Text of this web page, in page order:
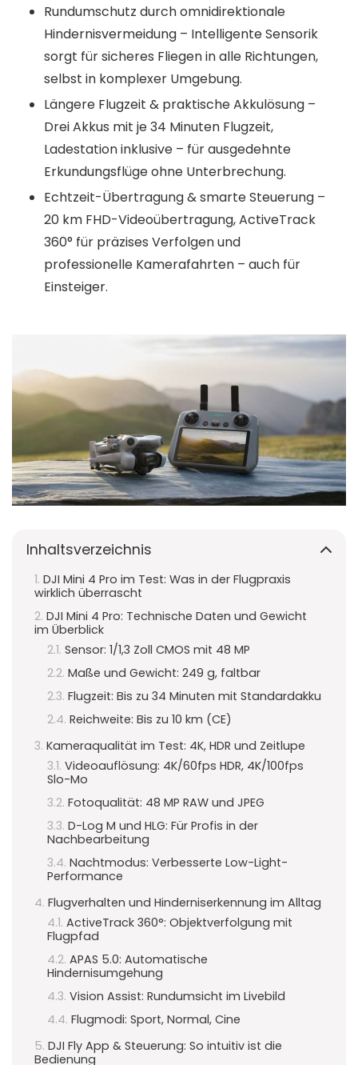
Rundumschutz durch omnidirektionale
Hindernisvermeidung – Intelligente Sensorik
sorgt für sicheres Fliegen in alle Richtungen,
selbst in komplexer Umgebung.
Längere Flugzeit & praktische Akkulösung –
Drei Akkus mit je 34 Minuten Flugzeit,
Ladestation inklusive – für ausgedehnte
Erkundungsflüge ohne Unterbrechung.
Echtzeit-Übertragung & smarte Steuerung –
20 km FHD-Videoübertragung, ActiveTrack
360° für präzises Verfolgen und
professionelle Kamerafahrten – auch für
Einsteiger.
Inhaltsverzeichnis
DJI Mini 4 Pro im Test: Was in der Flugpraxis
wirklich überrascht
DJI Mini 4 Pro: Technische Daten und Gewicht
im Überblick
Sensor: 1/1,3 Zoll CMOS mit 48 MP
Maße und Gewicht: 249 g, faltbar
Flugzeit: Bis zu 34 Minuten mit Standardakku
Reichweite: Bis zu 10 km (CE)
Kameraqualität im Test: 4K, HDR und Zeitlupe
Videoauflösung: 4K/60fps HDR, 4K/100fps
Slo-Mo
Fotoqualität: 48 MP RAW und JPEG
D-Log M und HLG: Für Profis in der
Nachbearbeitung
Nachtmodus: Verbesserte Low-Light-
Performance
Flugverhalten und Hinderniserkennung im Alltag
ActiveTrack 360°: Objektverfolgung mit
Flugpfad
APAS 5.0: Automatische
Hindernisumgehung
Vision Assist: Rundumsicht im Livebild
Flugmodi: Sport, Normal, Cine
DJI Fly App & Steuerung: So intuitiv ist die
Bedienung